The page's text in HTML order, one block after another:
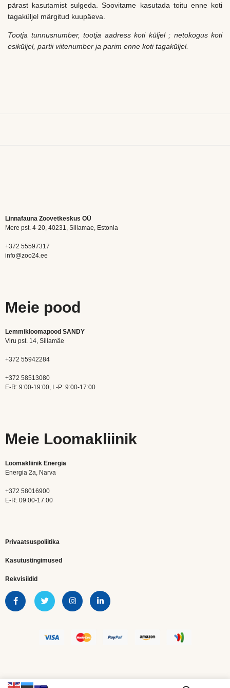
pärast kasutamist sulgeda. Soovitame kasutada toitu enne koti
tagaküljel märgitud kuupäeva.
Tootja tunnusnumber, tootja aadress koti küljel ; netokogus koti
esiküljel, partii viitenumber ja parim enne koti tagaküljel.
Linnafauna Zoovetkeskus OÜ
Mere pst. 4-20, 40231, Sillamae, Estonia
+372 55597317
info@zoo24.ee
Meie pood
Lemmikloomapood SANDY
Viru pst. 14, Sillamäe
+372 55942284
+372 58513080
E-R: 9:00-19:00, L-P: 9:00-17:00
Meie Loomakliinik
Loomakliinik Energia
Energia 2a, Narva
+372 58016900
E-R: 09:00-17:00
Privaatsuspoliitika
Kasutustingimused
Rekvisiidid